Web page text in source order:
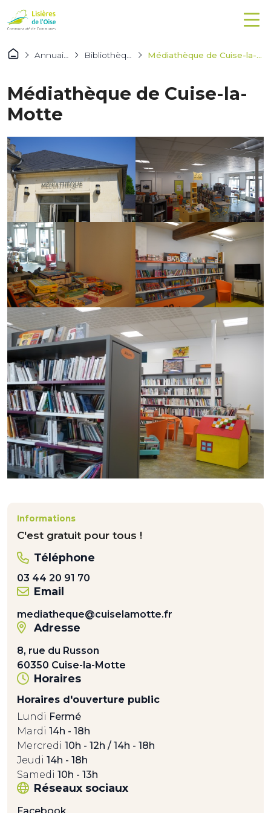
Annuaires Bibliothèques Médiathèque de Cuise-la-Motte
Médiathèque de Cuise-la-
Motte
Informations
C'est gratuit pour tous !
Téléphone
03 44 20 91 70
Email
mediatheque@cuiselamotte.fr
Adresse
8, rue du Russon
60350 Cuise-la-Motte
Horaires
Horaires d'ouverture public
Lundi Fermé
Mardi 14h - 18h
Mercredi 10h - 12h / 14h - 18h
Jeudi 14h - 18h
Samedi 10h - 13h
Réseaux sociaux